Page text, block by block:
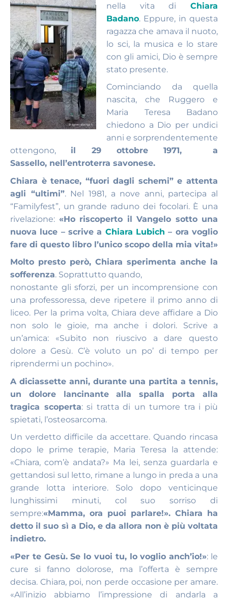
nella vita di Chiara
Badano. Eppure, in questa
ragazza che amava il nuoto,
lo sci, la musica e lo stare
con gli amici, Dio è sempre
stato presente.
Cominciando da quella
nascita, che Ruggero e
Maria Teresa Badano
chiedono a Dio per undici
anni e sorprendentemente
ottengono, il 29 ottobre 1971, a
Sassello, nell’entroterra savonese.
Chiara è tenace, “fuori dagli schemi” e attenta
agli “ultimi”. Nel 1981, a nove anni, partecipa al
“Familyfest”, un grande raduno dei focolari. È una
rivelazione: «Ho riscoperto il Vangelo sotto una
nuova luce – scrive a Chiara Lubich – ora voglio
fare di questo libro l’unico scopo della mia vita!»
Molto presto però, Chiara sperimenta anche la
sofferenza. Soprattutto quando,
nonostante gli sforzi, per un incomprensione con
una professoressa, deve ripetere il primo anno di
liceo. Per la prima volta, Chiara deve affidare a Dio
non solo le gioie, ma anche i dolori. Scrive a
un’amica: «Subito non riuscivo a dare questo
dolore a Gesù. C’è voluto un po’ di tempo per
riprendermi un pochino».
A diciassette anni, durante una partita a tennis,
un dolore lancinante alla spalla porta alla
tragica scoperta: si tratta di un tumore tra i più
spietati, l’osteosarcoma.
Un verdetto difficile da accettare. Quando rincasa
dopo le prime terapie, Maria Teresa la attende:
«Chiara, com’è andata?» Ma lei, senza guardarla e
gettandosi sul letto, rimane a lungo in preda a una
grande lotta interiore. Solo dopo venticinque
lunghissimi minuti, col suo sorriso di
sempre:«Mamma, ora puoi parlare!». Chiara ha
detto il suo sì a Dio, e da allora non è più voltata
indietro.
«Per te Gesù. Se lo vuoi tu, lo voglio anch’io!»: le
cure si fanno dolorose, ma l’offerta è sempre
decisa. Chiara, poi, non perde occasione per amare.
«All’inizio abbiamo l’impressione di andarla a